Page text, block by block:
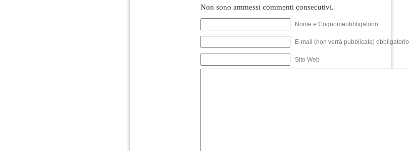
Non sono ammessi commenti consecutivi.
Nome e Cognomeobbligatorio
E-mail (non verrà pubblicata) obbligatorio
Sito Web